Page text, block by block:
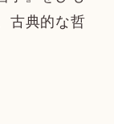
古典的な哲